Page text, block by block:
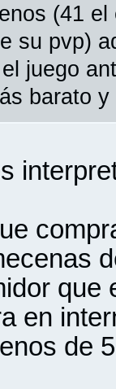
(41
su pvp)
juego
barato
que
en
de